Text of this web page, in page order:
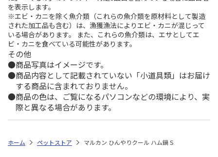
を表示します。
※エビ・カニを除く魚介類（これらの魚介類を原材料として製造
された加工品も含む）は、漁獲漁法によりエビ・カニが混じって
いる場合があります。 また、これらの魚介類は、エサとしてエ
ビ・カニを食べている可能性があります。
その他
商品写真はイメージです。
商品内容として記載されていない「小道具類」はお届け
する商品に含まれておりません。
商品の色は、ご覧になるパソコンなどの環境により、実
際と異なる場合があります。
ホーム ペットストア マルカン ひんやりクール ハム鍋 S